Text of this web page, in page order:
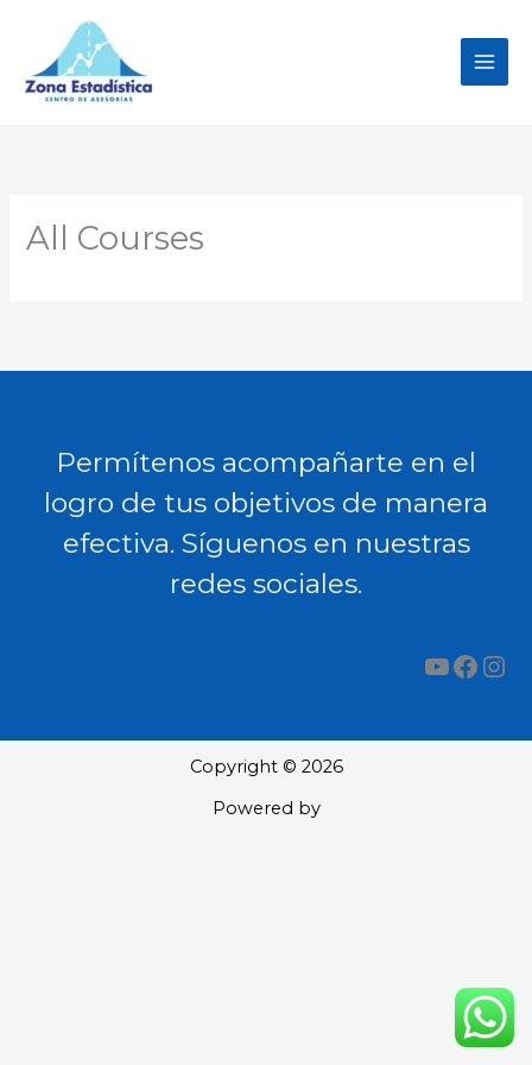
contenido
All Courses
Permítenos acompañarte en el
logro de tus objetivos de manera
efectiva. Síguenos en nuestras
redes sociales.
Copyright © 2026
Powered by